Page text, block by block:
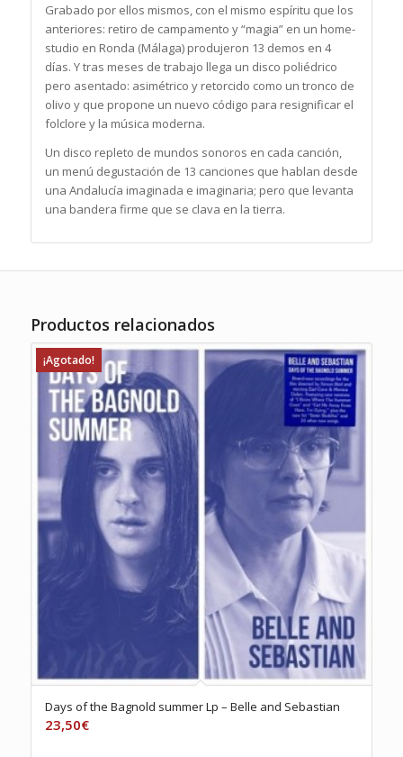
Grabado por ellos mismos, con el mismo espíritu que los
anteriores: retiro de campamento y “magia” en un home-
studio en Ronda (Málaga) produjeron 13 demos en 4
días. Y tras meses de trabajo llega un disco poliédrico
pero asentado: asimétrico y retorcido como un tronco de
olivo y que propone ​un nuevo código para resignificar el
folclore y la música moderna​.
Un disco repleto de mundos sonoros en cada canción,
un menú degustación de 13 canciones que hablan desde
una Andalucía imaginada e imaginaria; pero que levanta
una bandera firme que se clava en la tierra.
Productos relacionados
¡Agotado!
Days of the Bagnold summer Lp – Belle and Sebastian
23,50€